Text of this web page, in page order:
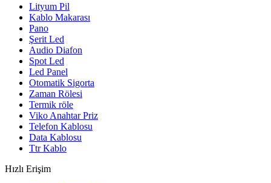
Lityum Pil
Kablo Makarası
Pano
Şerit Led
Audio Diafon
Spot Led
Led Panel
Otomatik Sigorta
Zaman Rölesi
Termik röle
Viko Anahtar Priz
Telefon Kablosu
Data Kablosu
Ttr Kablo
Hızlı Erişim